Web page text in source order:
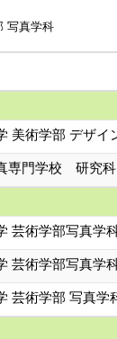
写真学科
美術学部 デザイ
専門学校 研究科
芸術学部写真学
芸術学部写真学
芸術学部 写真学